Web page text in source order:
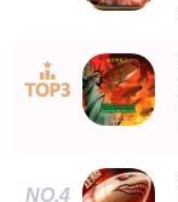
NO.3
NO.4